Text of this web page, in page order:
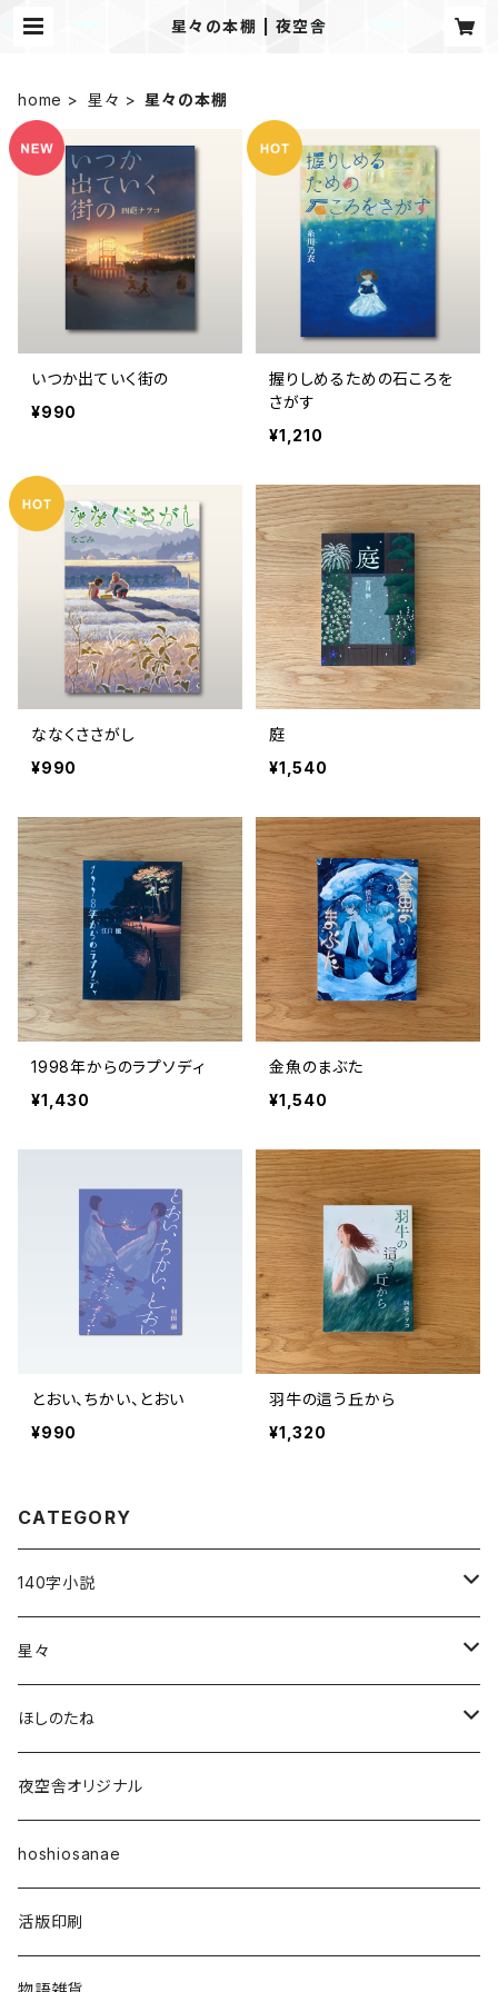
星々の本棚 | 夜空舎
home 星々 星々の本棚
いつか出ていく街の
¥990
握りしめるための石ころを
さがす
¥1,210
ななくささがし
¥990
庭
¥1,540
1998年からのラプソディ
¥1,430
金魚のまぶた
¥1,540
とおい、ちかい、とおい
¥990
羽牛の這う丘から
¥1,320
CATEGORY
140字小説
140字小説セレクション〈言葉のふね〉
そのほか
星々
雑誌「星々」
星々の本棚
その他
ほしのたね
雑誌「ほしのたね」
ほしのたねライブラリ
夜空舎オリジナル
hoshiosanae
活版印刷